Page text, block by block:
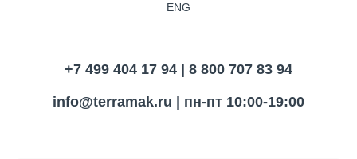
ENG
+7 499 404 17 94 | 8 800 707 83 94
info@terramak.ru | пн-пт 10:00-19:00